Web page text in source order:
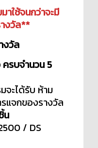
าใช้จนกว่าจะมี
งวัล**
งวัล
ครบจำนวน 5
จะได้รับ ห้าม
แจกของรางวัล
น
/ DS